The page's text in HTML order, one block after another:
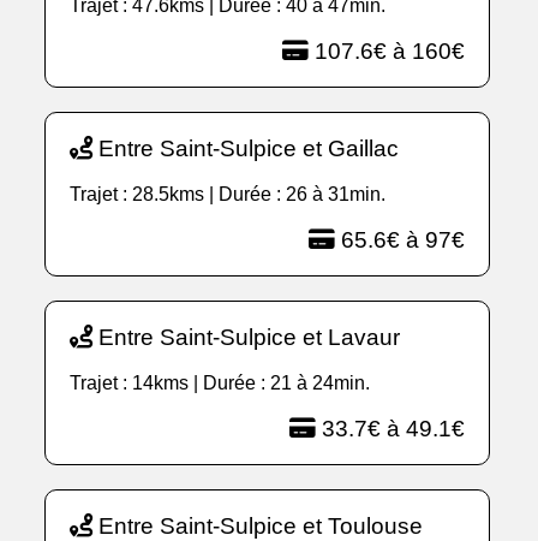
Trajet : 47.6kms | Durée : 40 à 47min.
107.6€ à 160€
Entre Saint-Sulpice et Gaillac
Trajet : 28.5kms | Durée : 26 à 31min.
65.6€ à 97€
Entre Saint-Sulpice et Lavaur
Trajet : 14kms | Durée : 21 à 24min.
33.7€ à 49.1€
Entre Saint-Sulpice et Toulouse